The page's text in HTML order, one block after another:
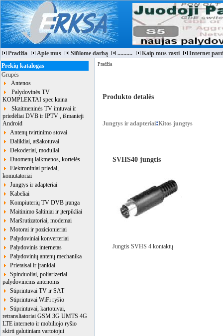
Pradžia Apie mus Siūlome darbą .......... Kaip mus rasti
Internet
Prekių katalogas
Grupės
Antenos
Palydovinės TV
KOMPLEKTAI spec.kaina
Skaitmeninės TV imtuvai ir
priedėliai DVB ir IPTV , išmanieji
Android
Antenų tvirtinimo stovai
Dalikliai, atšakotuvai
Dekoderiai, moduliai
Duomenų laikmenos, kortelės
Elektroniniai priedai,
komutatoriai
Jungtys ir adapteriai
Kabeliai
Kompiuterių TV DVB įranga
Maitinimo šaltiniai ir įterpikliai
Maršrutizatoriai, modemai
Motorai ir pozicionieriai
Palydoviniai konverteriai
Palydovinis internetas
Palydovinių antenų mechanika
Prietaisai ir įrankiai
Spinduoliai, poliarizeriai
palydovinėms antenoms
Stiprintuvai TV ir SAT
Stiprintuvai WiFi ryšio
Stiprintuvai, kartotuvai,
retransliatoriai GSM 3G UMTS 4G
LTE interneto ir mobiliojo ryšio
skirti galutiniam vartotojui
Pradžia
Produkto detalės
Jungtys ir adapteriai:Kitos jungtys
SVHS40 jungtis
Jungtis SVHS 4 kontaktų